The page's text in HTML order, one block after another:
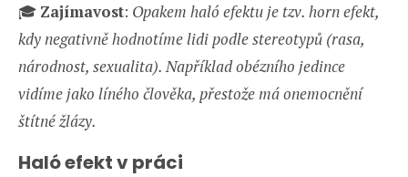
🎓 Zajímavost: Opakem haló efektu je tzv. horn efekt,
kdy negativně hodnotíme lidi podle stereotypů (rasa,
národnost, sexualita). Například obézního jedince
vidíme jako líného člověka, přestože má onemocnění
štítné žlázy.
Haló efekt v práci